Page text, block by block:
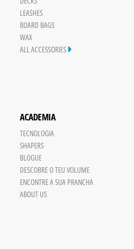
LEASHES
BOARD BAGS
WAX
ALL ACCESSORIES
ACADEMIA
TECNOLOGIA
SHAPERS
BLOGUE
DESCOBRE O TEU VOLUME
ENCONTRE A SUA PRANCHA
ABOUT US